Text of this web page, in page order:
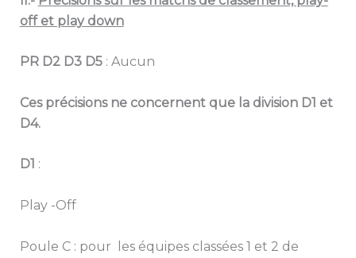
off et play down
PR D2 D3 D5 : Aucun
Ces précisions ne concernent que la division D1 et
D4.
D1 :
Play -Off
Poule C : pour les équipes classées 1 et 2 de